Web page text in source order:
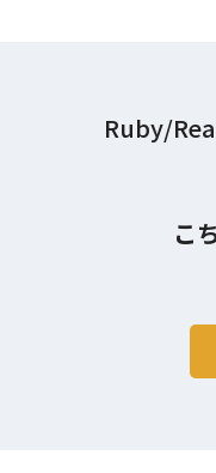
Ruby/
こ